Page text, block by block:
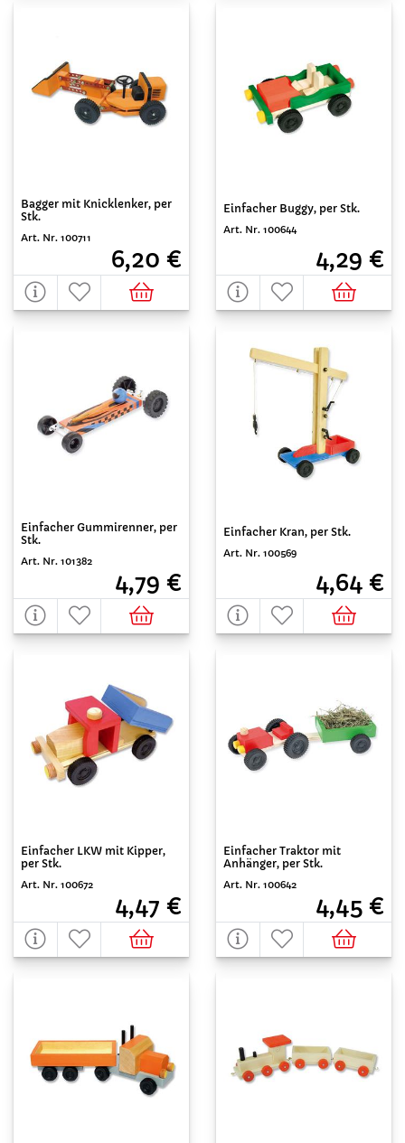
Bagger mit Knicklenker, per
Stk.
Art. Nr. 100711
6,20 €
Einfacher Buggy, per Stk.
Art. Nr. 100644
4,29 €
Einfacher Gummirenner, per
Stk.
Art. Nr. 101382
4,79 €
Einfacher Kran, per Stk.
Art. Nr. 100569
4,64 €
Einfacher LKW mit Kipper,
per Stk.
Art. Nr. 100672
4,47 €
Einfacher Traktor mit
Anhänger, per Stk.
Art. Nr. 100642
4,45 €